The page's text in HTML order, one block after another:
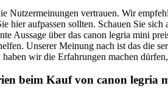
Nutzermeinungen vertrauen. Wir
hier aufpassen sollten. Schauen Sie
Aussage über das canon legria mini
Unserer Meinung nach ist das die
wir die Erfahrungen machen
beim Kauf von canon legria